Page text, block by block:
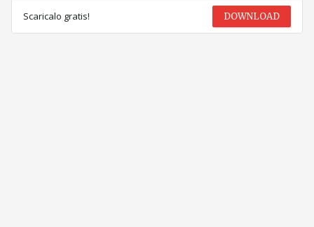
Scaricalo gratis! DOWNLOAD